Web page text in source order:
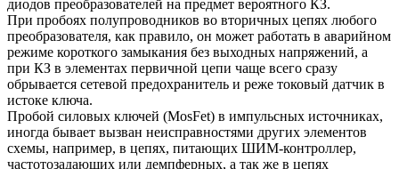
диодов преобразователей на предмет вероятного КЗ.
При пробоях полупроводников во вторичных цепях любого
преобразователя, как правило, он может работать в аварийном
режиме короткого замыкания без выходных напряжений, а
при КЗ в элементах первичной цепи чаще всего сразу
обрывается сетевой предохранитель и реже токовый датчик в
истоке ключа.
Пробой силовых ключей (MosFet) в импульсных источниках,
иногда бывает вызван неисправностями других элементов
схемы, например, в цепях, питающих ШИМ-контроллер,
частотозадающих или демпферных, а так же в цепях